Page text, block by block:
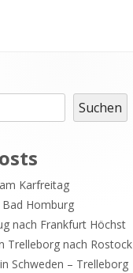
Suchen
Karfreitag
Homburg
nach Frankfurt Höchst
Trelleborg nach Rostock
Schweden – Trelleborg